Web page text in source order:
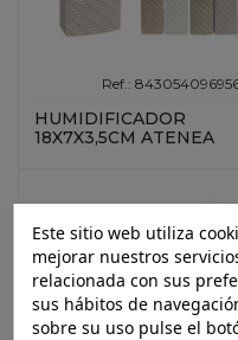
Ref.:
HUMIDIFICADOR
18X7X3,5CM ATENEA
Este sitio web utiliza
mejorar nuestros
relacionada con sus
sus hábitos de
sobre su uso pulse el